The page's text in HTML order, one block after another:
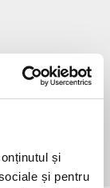
și
și pentru
poate face cu o
la 10 minute